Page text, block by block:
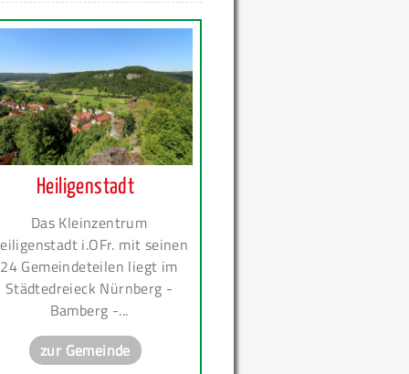
Heiligenstadt
Das Kleinzentrum
i.OFr. mit seinen
24 Gemeindeteilen liegt im
Städtedreieck Nürnberg -
Bamberg -...
zur Gemeinde